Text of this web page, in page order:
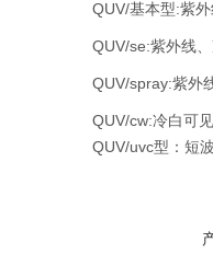
QUV/基本型:紫
QUV/se:紫外线
QUV/spray:紫外
QUV/cw:冷白可
QUV/uvc型：短